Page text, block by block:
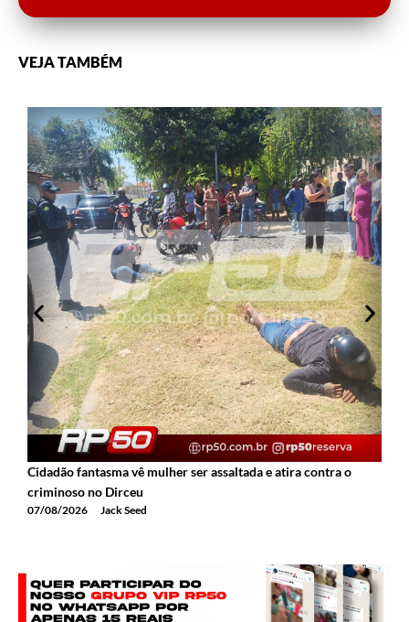
VEJA TAMBÉM
Cidadão fantasma vê mulher ser assaltada e atira contra o
criminoso no Dirceu
07/08/2026 Jack Seed